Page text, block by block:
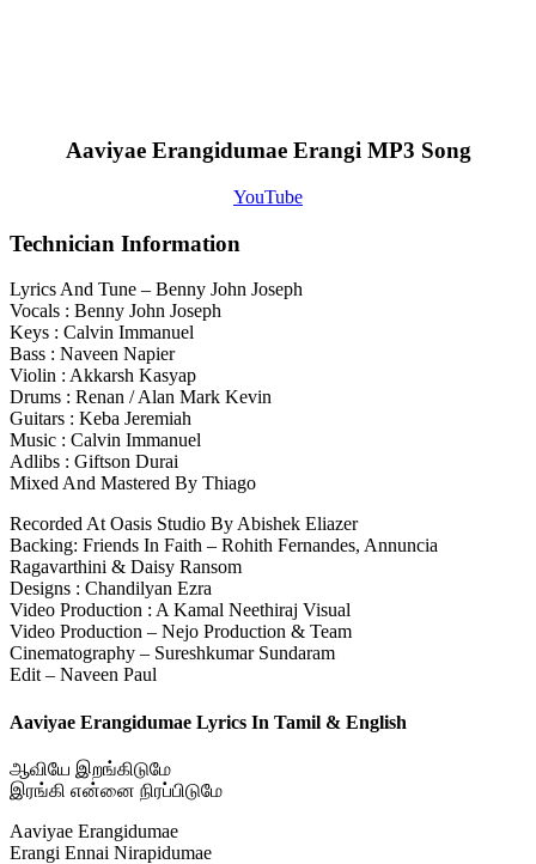
Aaviyae Erangidumae Erangi MP3 Song
YouTube
Technician Information
Lyrics And Tune – Benny John Joseph
Vocals : Benny John Joseph
Keys : Calvin Immanuel
Bass : Naveen Napier
Violin : Akkarsh Kasyap
Drums : Renan / Alan Mark Kevin
Guitars : Keba Jeremiah
Music : Calvin Immanuel
Adlibs : Giftson Durai
Mixed And Mastered By Thiago
Recorded At Oasis Studio By Abishek Eliazer
Backing: Friends In Faith – Rohith Fernandes, Annuncia
Ragavarthini & Daisy Ransom
Designs : Chandilyan Ezra
Video Production : A Kamal Neethiraj Visual
Video Production – Nejo Production & Team
Cinematography – Sureshkumar Sundaram
Edit – Naveen Paul
Aaviyae Erangidumae Lyrics In Tamil & English
ஆவியே இறங்கிடுமே
இரங்கி என்னை நிரப்பிடுமே
Aaviyae Erangidumae
Erangi Ennai Nirapidumae